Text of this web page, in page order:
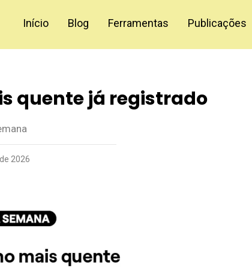
Início Blog Ferramentas Publicações
quente já registrado
2026